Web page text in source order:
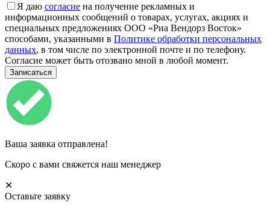
Я даю согласие на получение рекламных и
информационных сообщений о товарах, услугах, акциях и
специальных предложениях ООО «Риа Вендорз Восток»
способами, указанными в Политике обработки персональных
данных, в том числе по электронной почте и по телефону.
Согласие может быть отозвано мной в любой момент.
Ваша заявка отправлена!
Скоро с вами свяжется наш менеджер
✕
Оставьте заявку